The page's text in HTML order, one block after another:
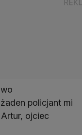
policjant mi
ojciec